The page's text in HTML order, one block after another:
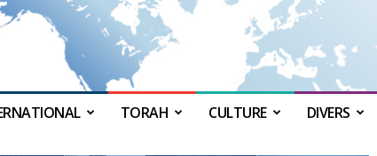
TORAH CULTURE DIVERS